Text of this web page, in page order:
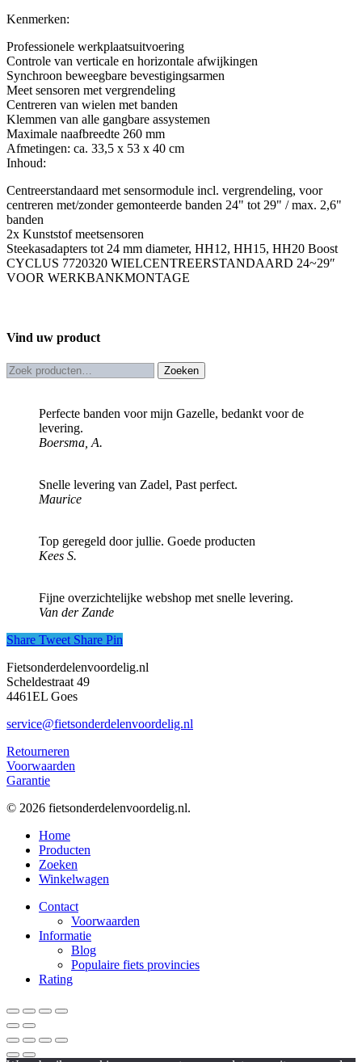
Kenmerken:
Professionele werkplaatsuitvoering
Controle van verticale en horizontale afwijkingen
Synchroon beweegbare bevestigingsarmen
Meet sensoren met vergrendeling
Centreren van wielen met banden
Klemmen van alle gangbare assystemen
Maximale naafbreedte 260 mm
Afmetingen: ca. 33,5 x 53 x 40 cm
Inhoud:
Centreerstandaard met sensormodule incl. vergrendeling, voor
centreren met/zonder gemonteerde banden 24" tot 29" / max. 2,6"
banden
2x Kunststof meetsensoren
Steekasadapters tot 24 mm diameter, HH12, HH15, HH20 Boost
CYCLUS 7720320 WIELCENTREERSTANDAARD 24~29″
VOOR WERKBANKMONTAGE
Vind uw product
Zoeken
naar:
Zoeken
Perfecte banden voor mijn Gazelle, bedankt voor de
levering.
Boersma, A.
Snelle levering van Zadel, Past perfect.
Maurice
Top geregeld door jullie. Goede producten
Kees S.
Fijne overzichtelijke webshop met snelle levering.
Van der Zande
Share Tweet Share Pin
Fietsonderdelenvoordelig.nl
Scheldestraat 49
4461EL Goes
service@fietsonderdelenvoordelig.nl
Retourneren
Voorwaarden
Garantie
© 2026 fietsonderdelenvoordelig.nl.
Close
Menu
Home
Producten
Zoeken
Winkelwagen
Contact
Voorwaarden
Informatie
Blog
Populaire fiets provincies
Rating